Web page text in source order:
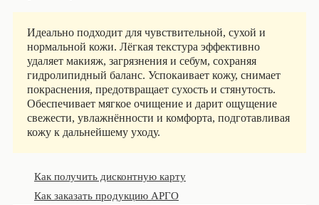
Идеально подходит для чувствительной, сухой и
нормальной кожи. Лёгкая текстура эффективно
удаляет макияж, загрязнения и себум, сохраняя
гидролипидный баланс. Успокаивает кожу, снимает
покраснения, предотвращает сухость и стянутость.
Обеспечивает мягкое очищение и дарит ощущение
свежести, увлажнённости и комфорта, подготавливая
кожу к дальнейшему уходу.
Как получить дисконтную карту
Как заказать продукцию АРГО